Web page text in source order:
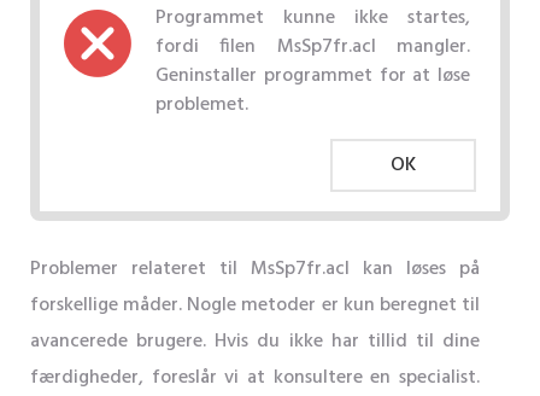
Programmet kunne ikke startes,
fordi filen MsSp7fr.acl mangler.
Geninstaller programmet for at løse
problemet.
OK
Problemer relateret til MsSp7fr.acl kan løses på
forskellige måder. Nogle metoder er kun beregnet til
avancerede brugere. Hvis du ikke har tillid til dine
færdigheder, foreslår vi at konsultere en specialist.